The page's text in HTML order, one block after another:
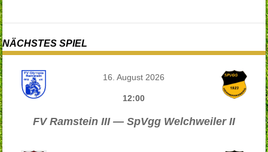
NÄCHSTES SPIEL
16. August 2026
12:00
FV Ramstein III — SpVgg Welchweiler II